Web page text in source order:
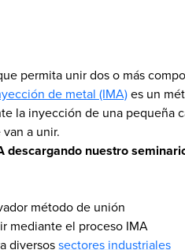
permita unir dos o más
de metal (IMA)es un
la inyección de una pequeña
a unir.
descargando nuestro
método de unión
mediante el proceso IMA
diversossectores industriales